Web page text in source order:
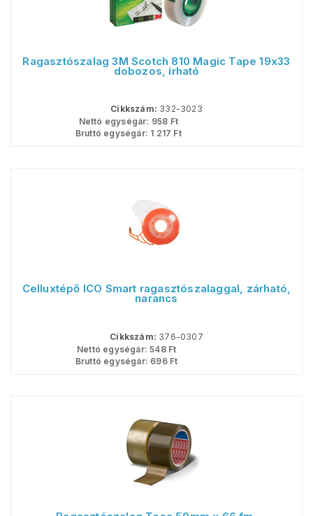
Ragasztószalag 3M Scotch 810 Magic Tape 19x33
dobozos, írható
Cikkszám: 332-3023
Nettó egységár: 958 Ft
Bruttó egységár: 1 217 Ft
Celluxtépő ICO Smart ragasztószalaggal, zárható,
narancs
Cikkszám: 376-0307
Nettó egységár: 548Ft
Bruttó egységár: 696Ft